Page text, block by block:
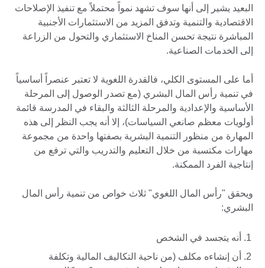
البعيد يشير إلى أنها سوف تشهد نمواً محتملاً مع تنفيذ الإصلاحات
الاقتصادية والتنمية وتدفق المزيد من الاستثمارات الأجنبية
المباشرة نتيجة تحسن المناخ الاستثماري والتحول من الزراعة
إلى الخدمات الصناعية.
أما على المستوى الكلي، فالقدرة اللغوية لا تعتبر عنصراً أساسياً
في تنمية رأس المال البشري (مع تصدر الوصول إلى المرحلة
الأساسية والإعدادية والمرحلة الثالثة والبقاء في المدرسة قائمة
أولويات معظم صانعي السياسات)، إلا أنه يجب النظر إلى هذه
المهارة من منظور التنمية البشرية بصفتها واحدة من مجموعة
مهارات مكتسبة من خلال التعليم والتدريب والتي ترفع من
إنتاجية الفرد الممكنة.
ويحقق "رأس المال اللغوي" ثلاث خواص من تنمية رأس المال
البشري:
أنه يتجسد في الشخص
أن إنشاءه مكلف (من ناحية التكاليف المالية وتكلفة